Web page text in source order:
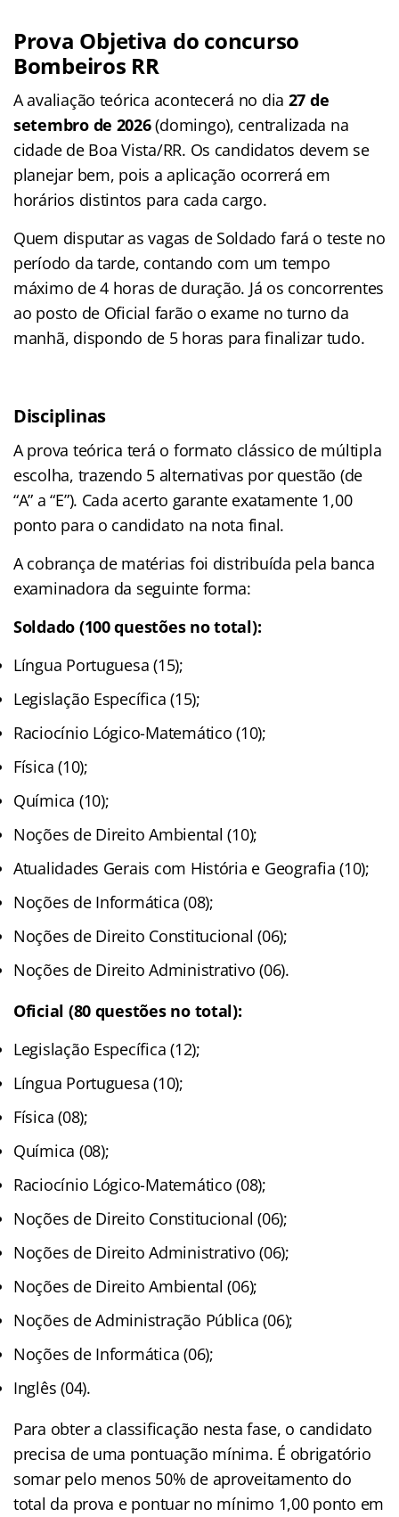
Prova Objetiva do concurso
Bombeiros RR
A avaliação teórica acontecerá no dia 27 de
setembro de 2026(domingo), centralizada na
cidade de Boa Vista/RR. Os candidatos devem se
planejar bem, pois a aplicação ocorrerá em
horários distintos para cada cargo.
Quem disputar as vagas de Soldado fará o teste no
período da tarde, contando com um tempo
máximo de 4 horas de duração. Já os concorrentes
ao posto de Oficial farão o exame no turno da
manhã, dispondo de 5 horas para finalizar tudo.
Disciplinas
A prova teórica terá o formato clássico de múltipla
escolha, trazendo 5 alternativas por questão (de
“A” a “E”). Cada acerto garante exatamente 1,00
ponto para o candidato na nota final.
A cobrança de matérias foi distribuída pela banca
examinadora da seguinte forma:
Soldado (100 questões no total):
Língua Portuguesa (15);
Legislação Específica (15);
Raciocínio Lógico-Matemático (10);
Física (10);
Química (10);
Noções de Direito Ambiental (10);
Atualidades Gerais com História e Geografia (10);
Noções de Informática (08);
Noções de Direito Constitucional (06);
Noções de Direito Administrativo (06).
Oficial (80 questões no total):
Legislação Específica (12);
Língua Portuguesa (10);
Física (08);
Química (08);
Raciocínio Lógico-Matemático (08);
Noções de Direito Constitucional (06);
Noções de Direito Administrativo (06);
Noções de Direito Ambiental (06);
Noções de Administração Pública (06);
Noções de Informática (06);
Inglês (04).
Para obter a classificação nesta fase, o candidato
precisa de uma pontuação mínima. É obrigatório
somar pelo menos 50% de aproveitamento do
total da prova e pontuar no mínimo 1,00 ponto em